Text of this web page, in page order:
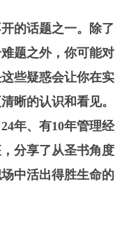
的话题之一。除了
题之外，你可能对
些疑惑会让你在实
晰的认识和看见。
年、有10年管理经
分享了从圣书角度
中活出得胜生命的